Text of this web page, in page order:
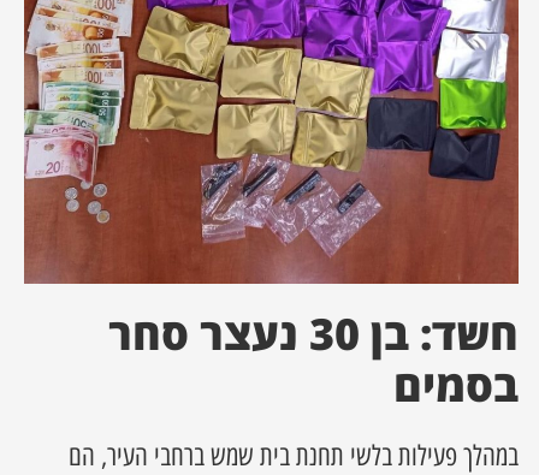
מסע מלחמה
השבוע
חשד: בן 30 נעצר סחר
בסמים
במהלך פעילות בלשי תחנת בית שמש ברחבי העיר, הם